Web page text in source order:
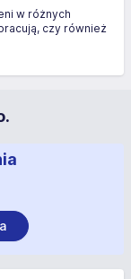
w różnych
czy również